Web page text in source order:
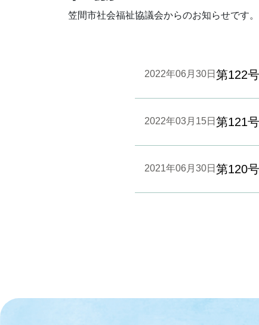
笠間市社会福祉協議会からのお知らせです。
2022年06月30日 第122
2022年03月15日 第121
2021年06月30日 第120